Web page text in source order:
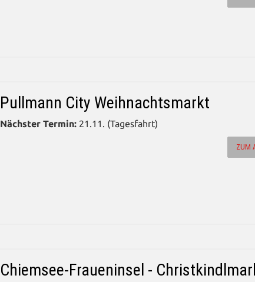
Pullmann City Weihnachtsmarkt
Nächster Termin: 21.11. (Tagesfahrt)
ZUM
Chiemsee-Fraueninsel -